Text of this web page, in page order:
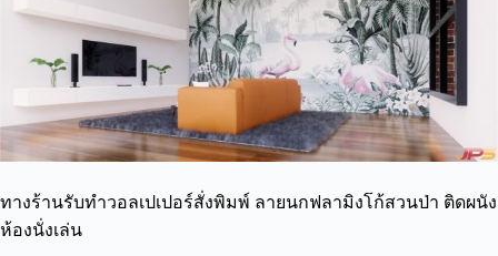
ทางร้านรับทำวอลเปเปอร์สั่งพิมพ์ ลายนกฟลามิงโก้สวนป่า ติดผนัง
ห้องนั่งเล่น